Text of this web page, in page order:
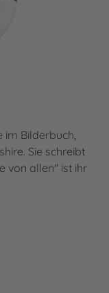
im Bilderbuch,
Sie schreibt
von allen" ist ihr